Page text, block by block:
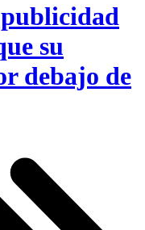
su
debajo de